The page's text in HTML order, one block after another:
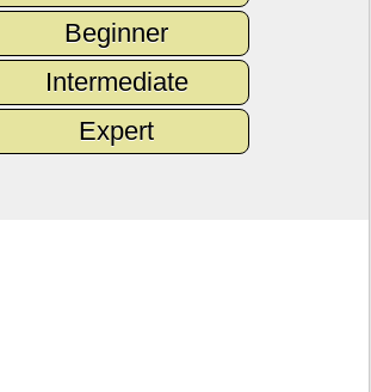
Beginner
Intermediate
Expert